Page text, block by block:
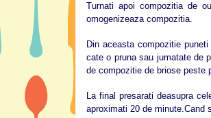
Turnati apoi compozitia de
omogenizeaza compozitia.
Din aceasta compozitie
cate o pruna sau jumatate de
de compozitie de briose peste
La final presarati deasupra
aproximati 20 de